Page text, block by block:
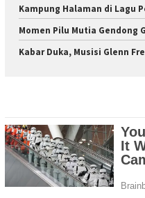
Kampung Halaman di Lagu
Momen Pilu Mutia Gendong
Kabar Duka, Musisi Glenn